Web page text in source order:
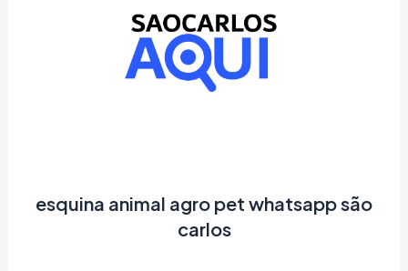
esquina animal agro pet whatsapp são
carlos